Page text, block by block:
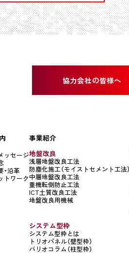
協力会社の皆様へ
ッセージ
・沿革
トワーク
事業紹介
地盤改良
浅層地盤改良工法
防塵化施工（モイストセメント工法）
中層地盤改良工法
重機転倒防止工法
ICT土質改良工法
地盤改良用機械
システム型枠
システム型枠とは
トリオパネル（壁型枠）
バリオコラム（柱型枠）